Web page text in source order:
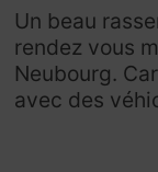
Un beau
rendez vous
Neubourg.
avec des